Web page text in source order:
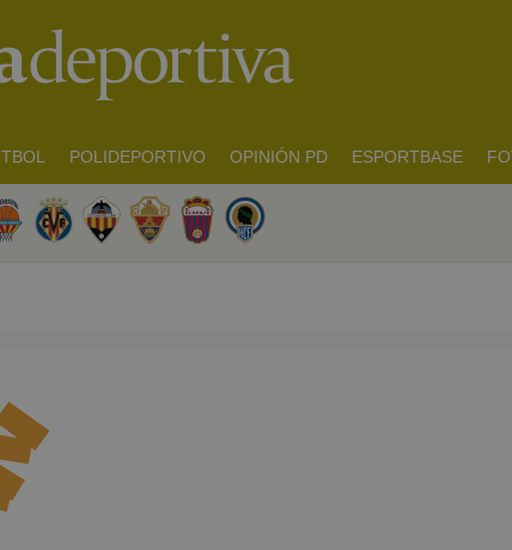
POLIDEPORTIVO OPINIÓN PD ESPORTBASE